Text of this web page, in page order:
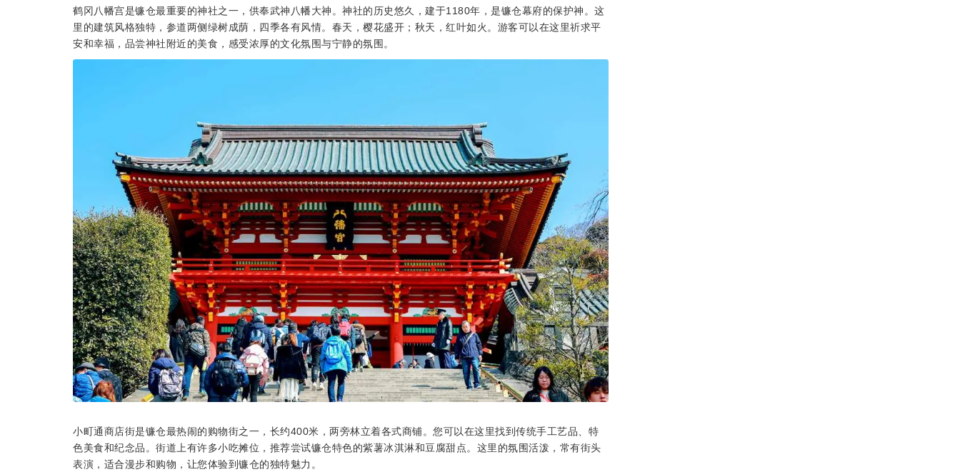
鹤冈八幡宫是镰仓最重要的神社之一，供奉武神八幡大神。神社的历史悠久，建于1180年，是镰仓幕府的保护神。这
里的建筑风格独特，参道两侧绿树成荫，四季各有风情。春天，樱花盛开；秋天，红叶如火。游客可以在这里祈求平
安和幸福，品尝神社附近的美食，感受浓厚的文化氛围与宁静的氛围。
小町通商店街是镰仓最热闹的购物街之一，长约400米，两旁林立着各式商铺。您可以在这里找到传统手工艺品、特
色美食和纪念品。街道上有许多小吃摊位，推荐尝试镰仓特色的紫薯冰淇淋和豆腐甜点。这里的氛围活泼，常有街头
表演，适合漫步和购物，让您体验到镰仓的独特魅力。